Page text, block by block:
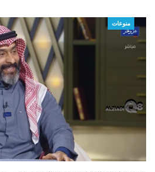
منوعات